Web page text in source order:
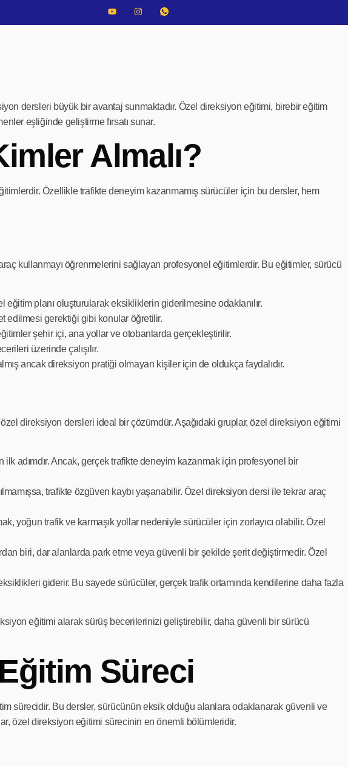
dersleri büyük bir avantaj sunmaktadır. Özel direksiyon eğitimi, birebir eğitim
eşliğinde geliştirme fırsatı sunar.
Almalı?
Özellikle trafikte deneyim kazanmamış sürücüler için bu dersler, hem
kullanmayı öğrenmelerini sağlayan profesyonel eğitimlerdir. Bu eğitimler, sürücü
eğitim planı oluşturularak eksikliklerin giderilmesine odaklanılır.
edilmesi gerektiği gibi konular öğretilir.
şehir içi, ana yollar ve otobanlarda gerçekleştirilir.
üzerinde çalışılır.
ancak direksiyon pratiği olmayan kişiler için de oldukça faydalıdır.
direksiyon dersleri ideal bir çözümdür. Aşağıdaki gruplar, özel direksiyon eğitimi
adımdır. Ancak, gerçek trafikte deneyim kazanmak için profesyonel bir
trafikte özgüven kaybı yaşanabilir. Özel direksiyon dersi ile tekrar araç
yoğun trafik ve karmaşık yollar nedeniyle sürücüler için zorlayıcı olabilir. Özel
biri, dar alanlarda park etme veya güvenli bir şekilde şerit değiştirmedir. Özel
giderir. Bu sayede sürücüler, gerçek trafik ortamında kendilerine daha fazla
eğitimi alarak sürüş becerilerinizi geliştirebilir, daha güvenli bir sürücü
Süreci
sürecidir. Bu dersler, sürücünün eksik olduğu alanlara odaklanarak güvenli ve
özel direksiyon eğitimi sürecinin en önemli bölümleridir.